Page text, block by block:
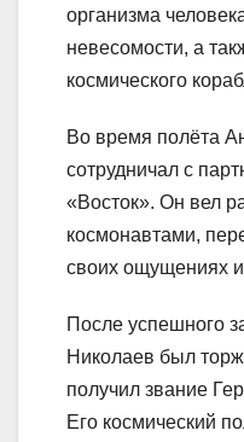
организма
невесомости, а
космического
Во время полёта
сотрудничал с
«Восток». Он вел
космонавтами,
своих ощущениях и
После успешного
Николаев был
получил звание
Его космический